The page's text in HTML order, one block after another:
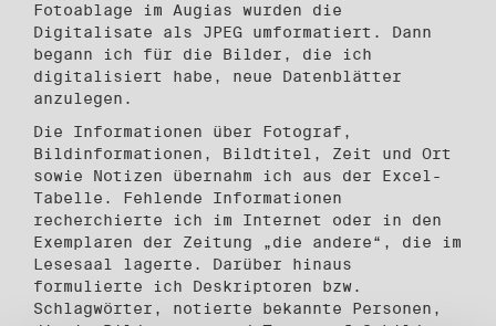
Fotoablage im Augias wurden die
Digitalisate als JPEG umformatiert. Dann
begann ich für die Bilder, die ich
digitalisiert habe, neue Datenblätter
anzulegen.
Die Informationen über Fotograf,
Bildinformationen, Bildtitel, Zeit und Ort
sowie Notizen übernahm ich aus der Excel-
Tabelle. Fehlende Informationen
recherchierte ich im Internet oder in den
Exemplaren der Zeitung „die andere“, die im
Lesesaal lagerte. Darüber hinaus
formulierte ich Deskriptoren bzw.
Schlagwörter, notierte bekannte Personen,